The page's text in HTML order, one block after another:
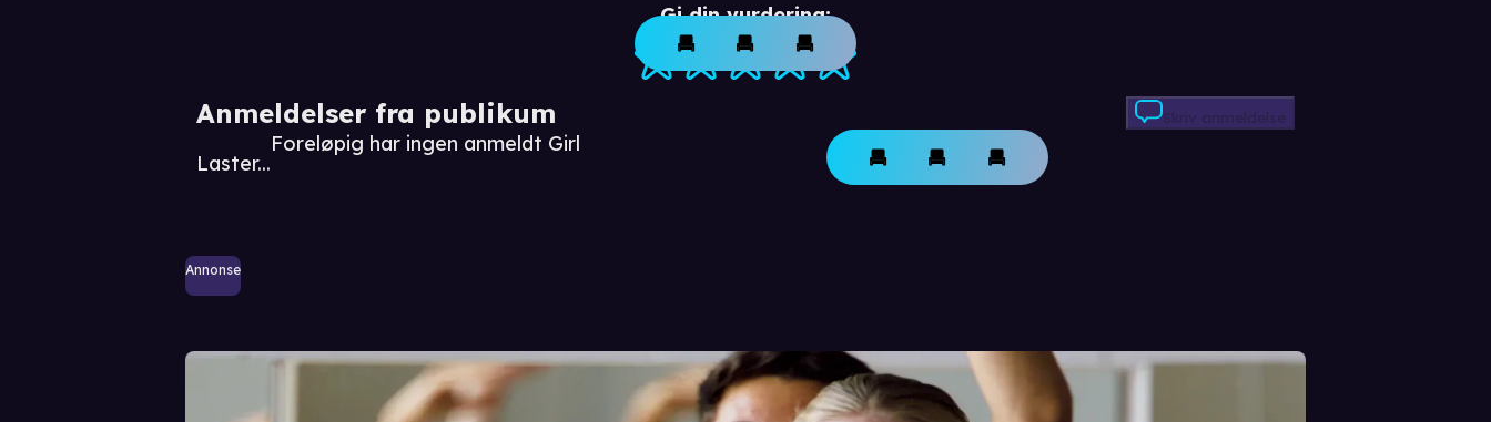
Gi din vurdering:
Anmeldelser fra publikum
Laster...
Foreløpig har ingen anmeldt Girl
Skriv anmeldelse
Annonse